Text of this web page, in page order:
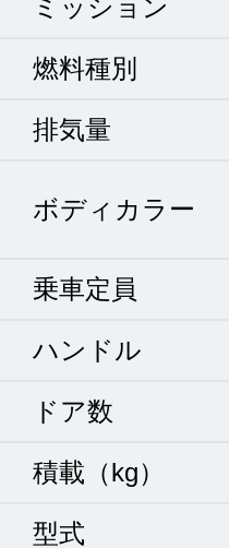
ミッション
燃料種別
排気量
ボディカラー
乗車定員
ハンドル
ドア数
積載（kg）
型式